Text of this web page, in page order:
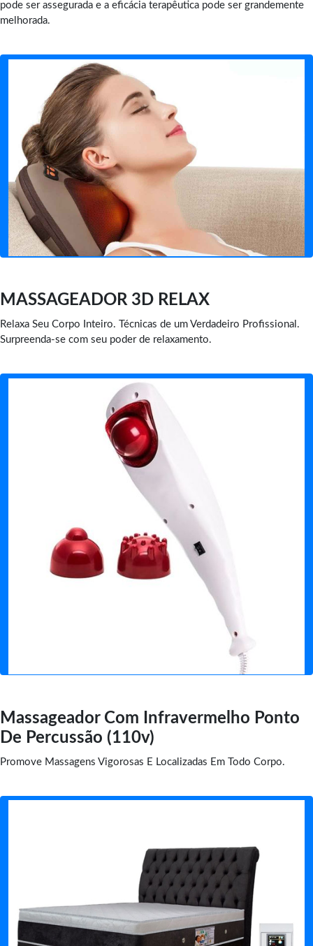
pode ser assegurada e a eficácia terapêutica pode ser grandemente
melhorada.
MASSAGEADOR 3D RELAX
Relaxa Seu Corpo Inteiro. Técnicas de um Verdadeiro Profissional.
Surpreenda-se com seu poder de relaxamento.
Massageador Com Infravermelho Ponto
De Percussão (110v)
Promove Massagens Vigorosas E Localizadas Em Todo Corpo.